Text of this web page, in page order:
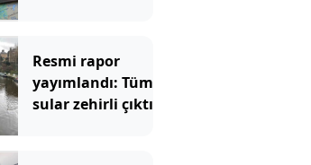
Resmi rapor
yayımlandı: Tüm
sular zehirli çıktı